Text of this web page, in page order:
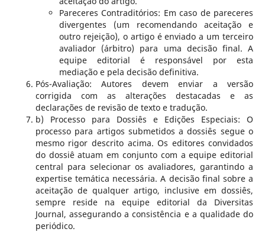
Pareceres Contraditórios: Em caso de pareceres
divergentes (um recomendando aceitação e
outro rejeição), o artigo é enviado a um terceiro
avaliador (árbitro) para uma decisão final. A
equipe editorial é responsável por esta
mediação e pela decisão definitiva.
Pós-Avaliação: Autores devem enviar a versão
corrigida com as alterações destacadas e as
declarações de revisão de texto e tradução.
b) Processo para Dossiês e Edições Especiais: O
processo para artigos submetidos a dossiês segue o
mesmo rigor descrito acima. Os editores convidados
do dossiê atuam em conjunto com a equipe editorial
central para selecionar os avaliadores, garantindo a
expertise temática necessária. A decisão final sobre a
aceitação de qualquer artigo, inclusive em dossiês,
sempre reside na equipe editorial da Diversitas
Journal, assegurando a consistência e a qualidade do
periódico.